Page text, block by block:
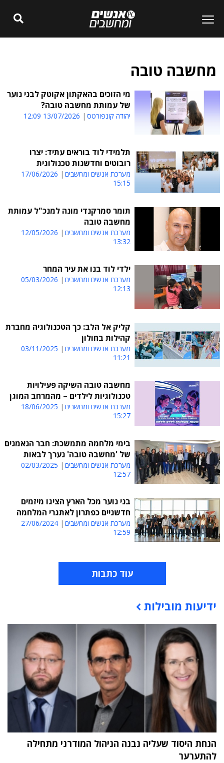
מחשבה טובה
מי הזוכים בהאקתון אקוטק לבני נוער
של עמותת מחשבה טובה?
יהודה קונפורטס 13/07/2026 12:09
תלמידי לוד בוראים עתיד: יצרו
רובוטים וחדשנות טכנולוגית
מערכת אנשים ומחשבים
17/06/2026
15:15
תומר סמרקנדי מונה למנכ"ל עמותת
מחשבה טובה
מערכת אנשים ומחשבים
12/05/2026
13:32
ילדי לוד בנו את עיר המחר
מערכת אנשים ומחשבים
05/03/2026
12:13
קליק אל הלב: כך הטכנולוגיה מחברת
קהילות בחולון
מערכת אנשים ומחשבים
03/11/2025
11:21
מחשבה טובה השיקה פעילויות
טכנולוגיות לילדים – מהמרחב המוגן
מערכת אנשים ומחשבים
18/06/2025
15:27
בימי מלחמה מתמשכת: חבר הנאמנים
של 'מחשבה טובה' נערך לבאות
מערכת אנשים ומחשבים
02/03/2025
12:57
בני נוער מכל הארץ הציגו מיזמים
חדשניים כפתרון לאתגרי המלחמה
מערכת אנשים ומחשבים
27/06/2024
12:59
עוד כתבות
תוכן פרסומי
ידיעות מובילות
הנחת היסוד שעליה נבנה הניהול המודרני מתחילה
להתערער